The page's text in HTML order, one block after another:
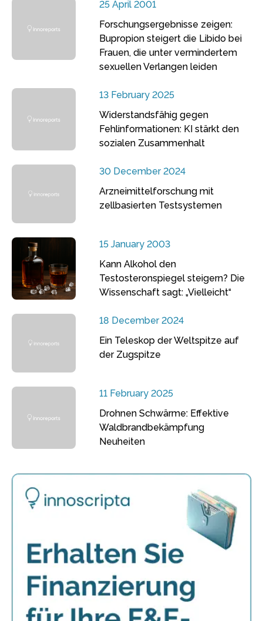
25 April 2001
Forschungsergebnisse zeigen:
Bupropion steigert die Libido bei
Frauen, die unter vermindertem
sexuellen Verlangen leiden
13 February 2025
Widerstandsfähig gegen
Fehlinformationen: KI stärkt den
sozialen Zusammenhalt
30 December 2024
Arzneimittelforschung mit
zellbasierten Testsystemen
15 January 2003
Kann Alkohol den
Testosteronspiegel steigern? Die
Wissenschaft sagt: „Vielleicht“
18 December 2024
Ein Teleskop der Weltspitze auf
der Zugspitze
11 February 2025
Drohnen Schwärme: Effektive
Waldbrandbekämpfung
Neuheiten